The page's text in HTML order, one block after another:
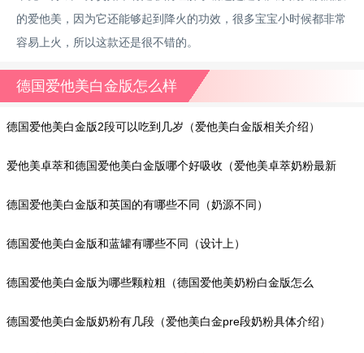
的爱他美，因为它还能够起到降火的功效，很多宝宝小时候都非常
容易上火，所以这款还是很不错的。
德国爱他美白金版怎么样
德国爱他美白金版2段可以吃到几岁（爱他美白金版相关介绍）
爱他美卓萃和德国爱他美白金版哪个好吸收（爱他美卓萃奶粉最新
价格）
德国爱他美白金版和英国的有哪些不同（奶源不同）
德国爱他美白金版和蓝罐有哪些不同（设计上）
德国爱他美白金版为哪些颗粒粗（德国爱他美奶粉白金版怎么
样?）
德国爱他美白金版奶粉有几段（爱他美白金pre段奶粉具体介绍）